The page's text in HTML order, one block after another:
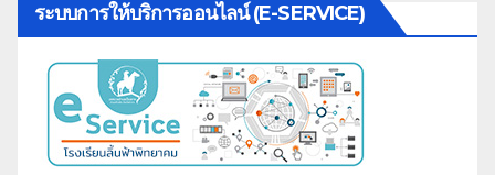
ระบบการให้บริการออนไลน์ (E-SERVICE)